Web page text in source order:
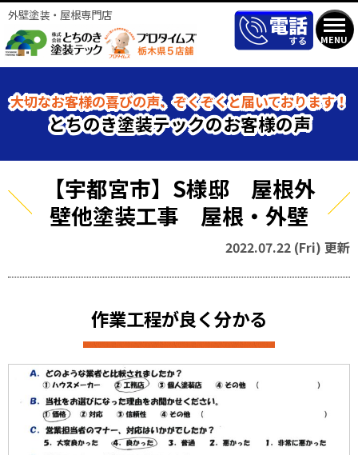
MENU
外壁塗装・屋根専門店
大切なお客様の喜びの声、ぞくぞくと届いております！
とちのき塗装テックのお客様の声
【宇都宮市】S様邸 屋根外
壁他塗装工事 屋根・外壁
2022.07.22 (Fri) 更新
作業工程が良く分かる